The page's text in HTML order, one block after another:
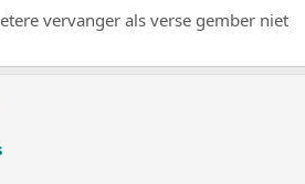
de intensiteit van de smaak en de
pittiger en kan diepte en scherpte
gembersiroop de smaak verzacht en
heb Ewald
vervanger als verse gember niet